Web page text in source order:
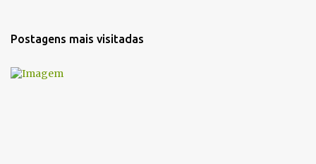
r
Postagens mais visitadas